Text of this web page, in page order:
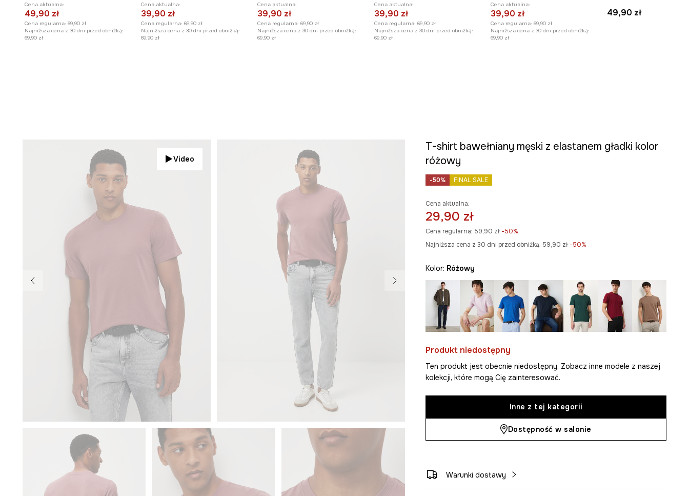
Cena aktualna:
49,90 zł
Cena regularna: 69,90 zł
Najniższa cena z 30 dni przed obniżką:
69,90 zł
Cena aktualna:
39,90 zł
Cena regularna: 69,90 zł
Najniższa cena z 30 dni przed obniżką:
69,90 zł
Cena aktualna:
39,90 zł
Cena regularna: 69,90 zł
Najniższa cena z 30 dni przed obniżką:
69,90 zł
Cena aktualna:
39,90 zł
Cena regularna: 69,90 zł
Najniższa cena z 30 dni przed obniżką:
69,90 zł
Cena aktualna:
39,90 zł
Cena regularna: 69,90 zł
Najniższa cena z 30 dni przed obniżką:
69,90 zł
49,90 zł
Video
T-shirt bawełniany męski z elastanem gładki kolor
różowy
-50% FINAL SALE
Cena aktualna:
29,90 zł
Cena regularna: 59,90 zł-50%
Najniższa cena z 30 dni przed obniżką: 59,90 zł -50%
Kolor: różowy
Produkt niedostępny
Ten produkt jest obecnie niedostępny. Zobacz inne modele z naszej
kolekcji, które mogą Cię zainteresować.
Inne z tej kategorii
Dostępność w salonie
Warunki dostawy